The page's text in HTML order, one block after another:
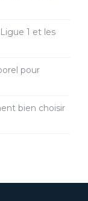
1 et les
pour
bien choisir